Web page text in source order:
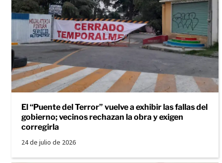
El “Puente del Terror” vuelve a exhibir las fallas del
gobierno; vecinos rechazan la obra y exigen
corregirla
24 de julio de 2026